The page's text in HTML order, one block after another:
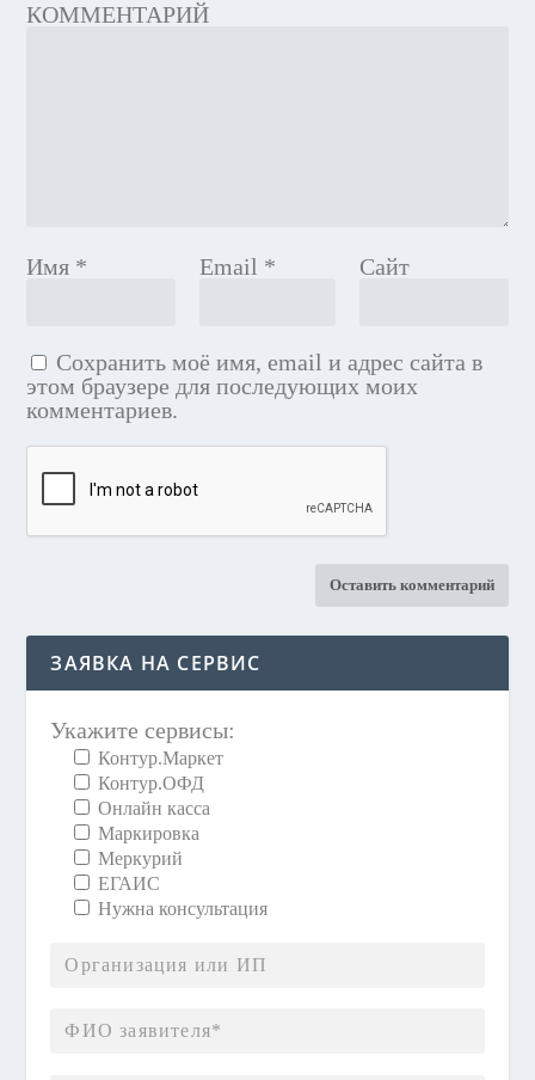
КОММЕНТАРИЙ
Имя * Email * Сайт
Сохранить моё имя, email и адрес сайта в
этом браузере для последующих моих
комментариев.
ЗАЯВКА НА СЕРВИС
Укажите сервисы:
Контур.Маркет
Контур.ОФД
Онлайн касса
Маркировка
Меркурий
ЕГАИС
Нужна консультация